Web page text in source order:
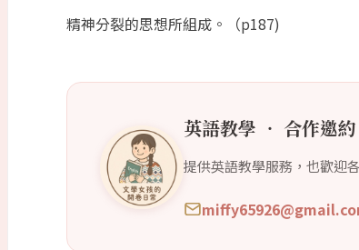
精神分裂的思想所組成。（p187)
英語教學 ‧ 合作邀約
提供英語教學服務，也歡迎